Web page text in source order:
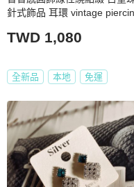
針式飾品 耳環 vintage
TWD 1,080
全新品 本地 免運